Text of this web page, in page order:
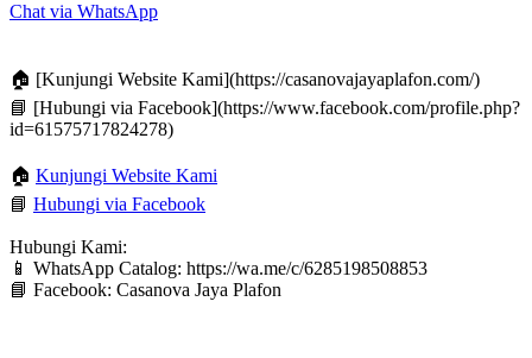
Chat via WhatsApp
🏠 [Kunjungi Website Kami](https://casanovajayaplafon.com/)
📘 [Hubungi via Facebook](https://www.facebook.com/profile.php?
id=61575717824278)
🏠 Kunjungi Website Kami
📘 Hubungi via Facebook
Hubungi Kami:
📱 WhatsApp Catalog: https://wa.me/c/6285198508853
📘 Facebook: Casanova Jaya Plafon